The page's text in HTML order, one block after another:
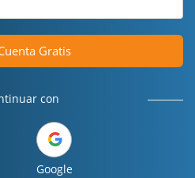
Gratis
con
Google